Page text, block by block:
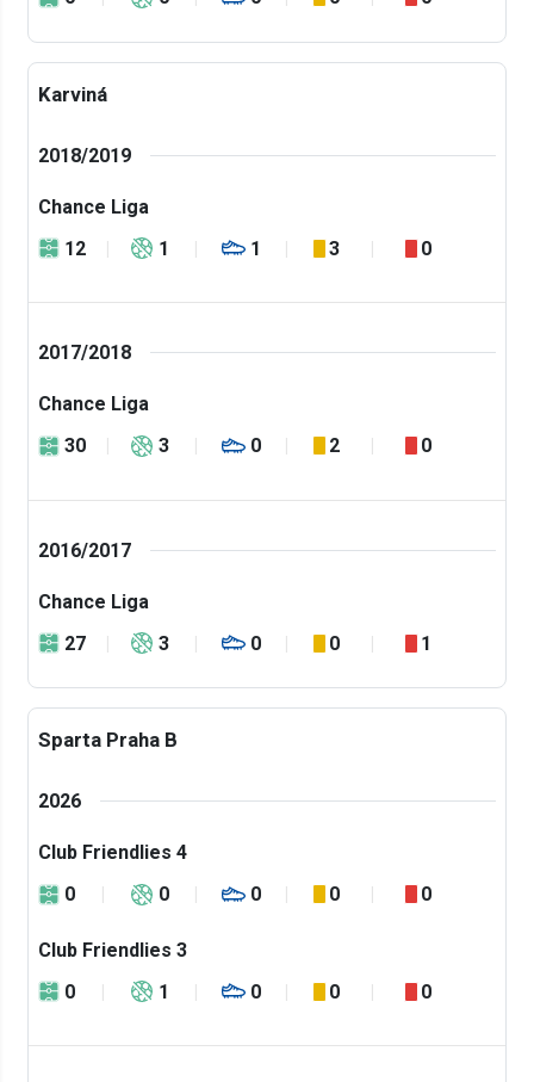
Karviná
2018/2019
Chance Liga
12
1 1 3 0
2017/2018
Chance Liga
30
3 0 2 0
2016/2017
Chance Liga
27
3 0 0 1
Sparta Praha B
2026
Club Friendlies 4
0
0 0 0 0
Club Friendlies 3
0
1 0 0 0